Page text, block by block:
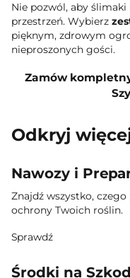
Nie pozwól, aby
przestrzeń. Wybierz
pięknym, zdrowym
nieproszonych gości.
Zamów
Odkryj
Nawozy i
Znajdź wszystko,
ochrony Twoich roślin.
Sprawdź
Środki na